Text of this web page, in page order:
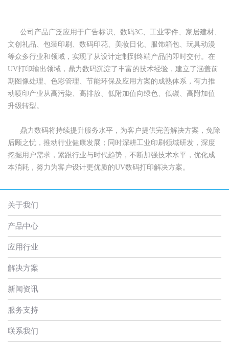
公司产品广泛应用于广告标识、数码3C、工业零件、家居建材、
文创礼品、包装印刷、数码印花、美妆日化、服饰箱包、玩具动漫
等众多行业和领域，实现了从设计定制到终端产品的即时交付。在
UV打印输出领域，鼎力数码沉淀了丰富的技术经验，建立了涵盖前
期图像处理、色彩管理、节能环保及应用方案的成熟体系，有力推
动喷印产业从高污染、高排放、低附加值向绿色、低碳、高附加值
升级转型。
鼎力数码将持续提升服务水平，为客户提供完善解决方案，免除
后顾之忧，推动行业健康发展；同时深耕工业印刷领域研发，深度
挖掘用户需求，紧跟行业与时代趋势，不断加强技术水平，优化成
本消耗，努力为客户设计更优质的UV数码打印解决方案。
关于我们
产品中心
应用行业
解决方案
新闻资讯
服务支持
联系我们